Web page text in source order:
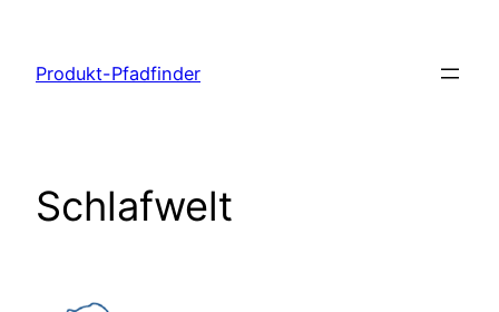
springen
Produkt-Pfadfinder
Schlafwelt